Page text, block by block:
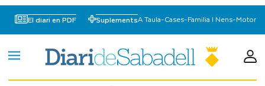
El diari en PDF SuplementsA Taula-Cases-Familia I Nens-Motor